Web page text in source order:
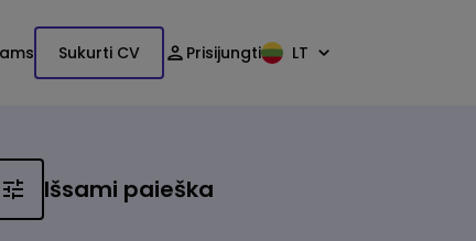
Sukurti CV Prisijungti LT
Išsami paieška